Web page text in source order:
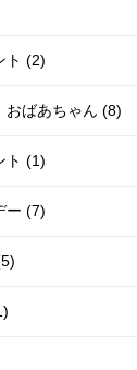
ト (2)
おばあちゃん (8)
ト (1)
ー (7)